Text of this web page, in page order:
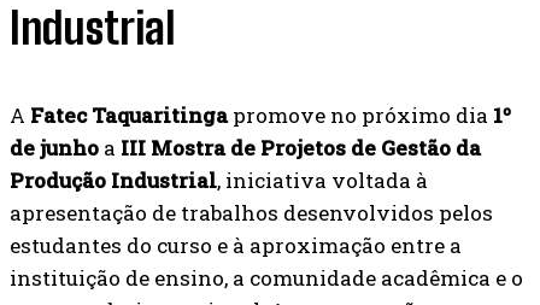
Industrial
A Fatec Taquaritingapromove no próximo dia 1º
de junho a III Mostra de Projetos de Gestão da
Produção Industrial, iniciativa voltada à
apresentação de trabalhos desenvolvidos pelos
estudantes do curso e à aproximação entre a
instituição de ensino, a comunidade acadêmica e o